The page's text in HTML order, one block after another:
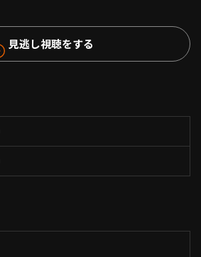
ムファイターズ
ルデンイーグルス
オンズ
見逃し視聴をする